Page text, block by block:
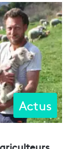
Actus